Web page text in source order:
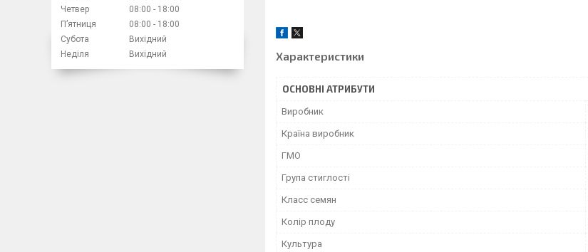
Характеристики
ОСНОВНІ АТРИБУТИ
Виробник
Країна виробник
ГМО
Група стиглості
Класс семян
Колір плоду
Культура
Четвер
08:00
18:00
Пʼятниця
08:00
18:00
Субота
Вихідний
Неділя
Вихідний